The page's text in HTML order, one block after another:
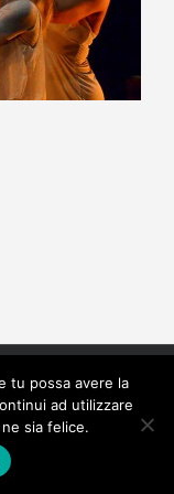
- CF
Powered byLuca
tu possa avere la
ad utilizzare
sia felice.